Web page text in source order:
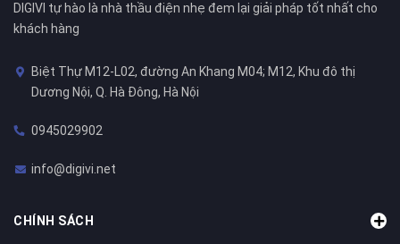
DIGIVI tự hào là nhà thầu điện nhẹ đem lại giải pháp tốt nhất cho
khách hàng
Biệt Thự M12-L02, đường An Khang M04; M12, Khu đô thị
Dương Nội, Q. Hà Đông, Hà Nội
0945029902
info@digivi.net
CHÍNH SÁCH